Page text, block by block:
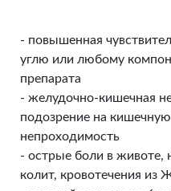
- повышенная
углю или любому
препарата
- желудочно-кишечная
подозрение на кишечную
непроходимость
- острые боли в животе,
колит, кровотечения из